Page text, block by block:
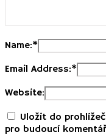
Name:*
Email Address:*
Website:
Uložit do
pro budoucí